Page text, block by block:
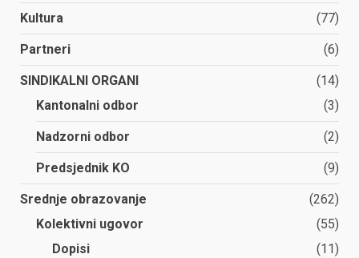
Kultura (77)
Partneri (6)
SINDIKALNI ORGANI
(14)
Kantonalni odbor
(3)
Nadzorni odbor (2)
Predsjednik KO (9)
Srednje obrazovanje
(262)
Kolektivni ugovor
(55)
Dopisi
(11)